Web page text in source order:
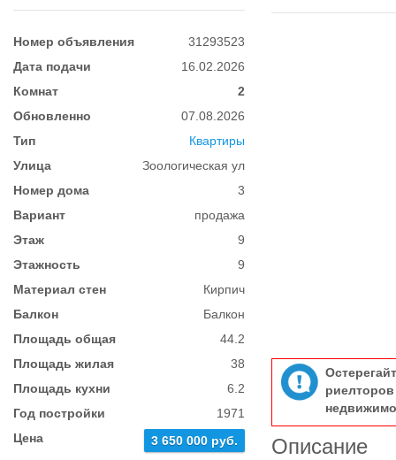
Номер объявления
31293523
Дата подачи
16.02.2026
Комнат
2
Обновленно
07.08.2026
Тип
Квартиры
Улица
Зоологическая ул
Номер дома
3
Вариант
продажа
Этаж
9
Этажность
9
Материал стен
Кирпич
Балкон
Балкон
Площадь общая
44.2
Площадь жилая
38
Площадь кухни
6.2
Год постройки
1971
Цена
3 650 000 руб.
Описание